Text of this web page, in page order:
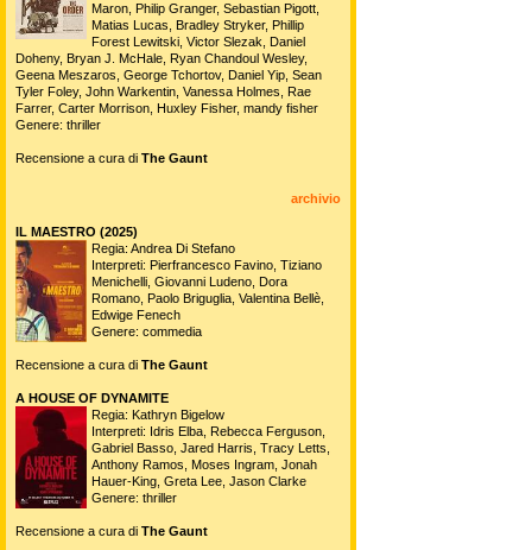
Maron, Philip Granger, Sebastian Pigott,
Matias Lucas, Bradley Stryker, Phillip
Forest Lewitski, Victor Slezak, Daniel
Doheny, Bryan J. McHale, Ryan Chandoul Wesley,
Geena Meszaros, George Tchortov, Daniel Yip, Sean
Tyler Foley, John Warkentin, Vanessa Holmes, Rae
Farrer, Carter Morrison, Huxley Fisher, mandy fisher
Genere: thriller
Recensione a cura di The Gaunt
archivio
IL MAESTRO (2025)
Regia: Andrea Di Stefano
Interpreti: Pierfrancesco Favino, Tiziano
Menichelli, Giovanni Ludeno, Dora
Romano, Paolo Briguglia, Valentina Bellè,
Edwige Fenech
Genere: commedia
Recensione a cura di The Gaunt
A HOUSE OF DYNAMITE
Regia: Kathryn Bigelow
Interpreti: Idris Elba, Rebecca Ferguson,
Gabriel Basso, Jared Harris, Tracy Letts,
Anthony Ramos, Moses Ingram, Jonah
Hauer-King, Greta Lee, Jason Clarke
Genere: thriller
Recensione a cura di The Gaunt